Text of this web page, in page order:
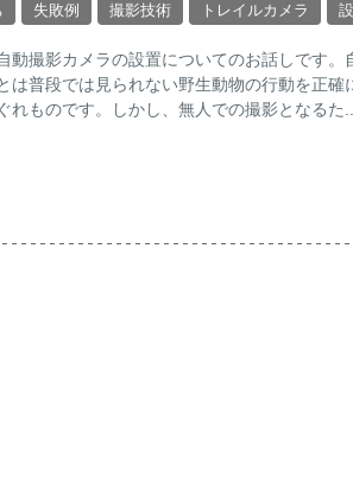
失敗例 撮影技術 トレイルカメラ
動撮影カメラの設置についてのお話しです。
は普段では見られない野生動物の行動を正確
れものです。しかし、無人での撮影となるた...